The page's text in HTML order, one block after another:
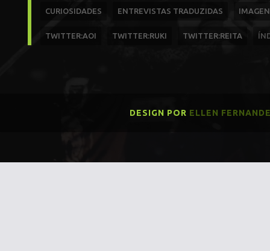
CURIOSIDADES ENTREVISTAS TRADUZIDAS
TWITTER:AOI TWITTER:RUKI TWITTER:REITA
DESIGN POR ELLEN